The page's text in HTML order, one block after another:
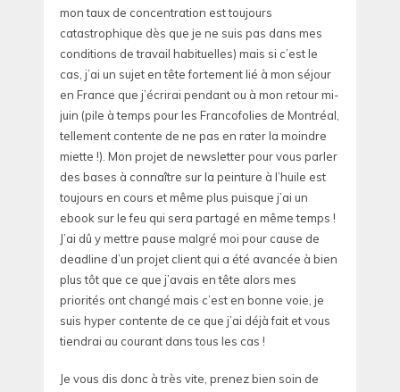
mon taux de concentration est toujours
catastrophique dès que je ne suis pas dans mes
conditions de travail habituelles) mais si c’est le
cas, j’ai un sujet en tête fortement lié à mon séjour
en France que j’écrirai pendant ou à mon retour mi-
juin (pile à temps pour les Francofolies de Montréal,
tellement contente de ne pas en rater la moindre
miette !). Mon projet de newsletter pour vous parler
des bases à connaître sur la peinture à l’huile est
toujours en cours et même plus puisque j’ai un
ebook sur le feu qui sera partagé en même temps !
J’ai dû y mettre pause malgré moi pour cause de
deadline d’un projet client qui a été avancée à bien
plus tôt que ce que j’avais en tête alors mes
priorités ont changé mais c’est en bonne voie, je
suis hyper contente de ce que j’ai déjà fait et vous
tiendrai au courant dans tous les cas !
Je vous dis donc à très vite, prenez bien soin de